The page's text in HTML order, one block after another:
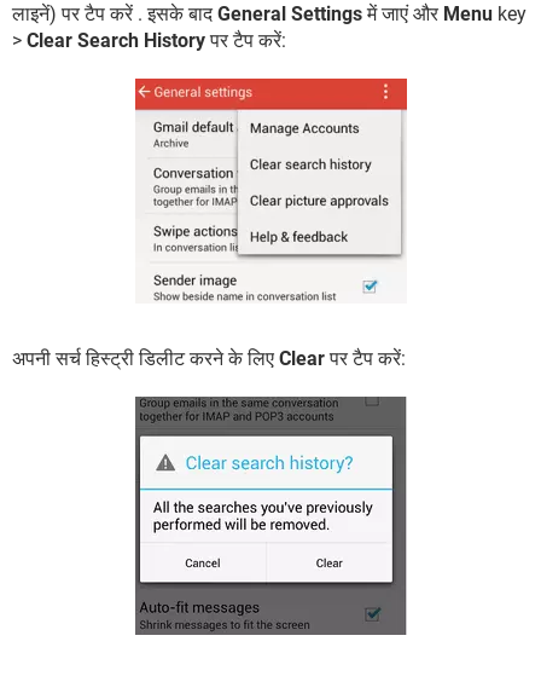
लाइनें) पर टैप करें . इसके बादGeneral Settingsमें जाएं और Menu key
> Clear Search Historyपर टैप करें:
अपनी सर्च हिस्ट्री डिलीट करने के लिए Clearपर टैप करें: